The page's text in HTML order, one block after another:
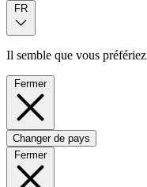
Il semble que vous préfériez
Fermer
Changer de pays
Fermer